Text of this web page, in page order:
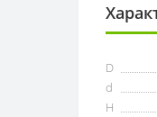
D
d
H